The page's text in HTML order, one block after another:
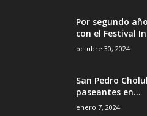
Por segundo
con el Festival
octubre 30, 2024
San Pedro
paseantes en...
enero 7, 2024